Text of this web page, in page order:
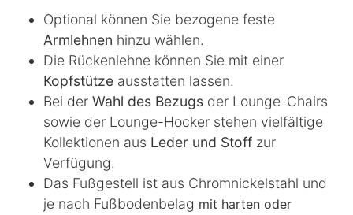
Optional können Sie bezogene feste
Armlehnen hinzu wählen.
Die Rückenlehne können Sie mit einer
Kopfstütze ausstatten lassen.
Bei der Wahl des Bezugs der Lounge-Chairs
sowie der Lounge-Hocker stehen vielfältige
Kollektionen aus Leder und Stoff zur
Verfügung.
Das Fußgestell ist aus Chromnickelstahl und
je nach Fußbodenbelag mit harten oder